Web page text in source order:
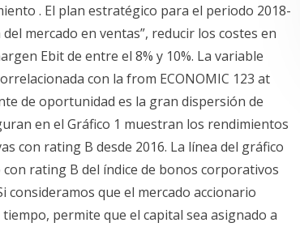
. El plan estratégico para el periodo 2018-
mercado en ventas”, reducir los costes en
Ebit de entre el 8% y 10%. La variable
con la from ECONOMIC 123 at
de oportunidad es la gran dispersión de
en el Gráfico 1 muestran los rendimientos
con rating B desde 2016. La línea del gráfico
rating B del índice de bonos corporativos
consideramos que el mercado accionario
permite que el capital sea asignado a